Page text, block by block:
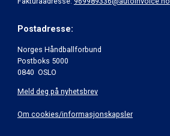
Postadresse:
Norges Håndballforbund
Postboks 5000
0840 OSLO
Meld deg på nyhetsbrev
Om cookies/informasjonskapsler